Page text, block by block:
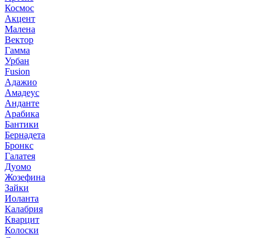
Космос
Акцент
Малена
Вектор
Гамма
Урбан
Fusion
Адажио
Амадеус
Анданте
Арабика
Бантики
Бернадета
Бронкс
Галатея
Дуомо
Жозефина
Зайки
Иоланта
Калабрия
Кварцит
Колоски